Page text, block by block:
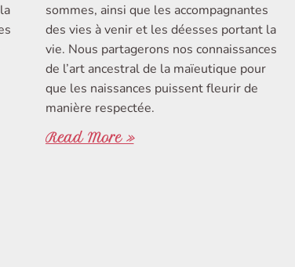
sommes, ainsi que les accompagnantes
des vies à venir et les déesses portant la
vie. Nous partagerons nos connaissances
de l’art ancestral de la maïeutique pour
que les naissances puissent fleurir de
manière respectée.
Read More »